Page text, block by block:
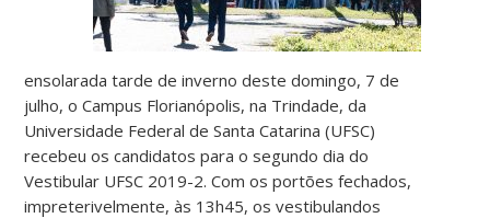
ensolarada tarde de inverno deste domingo, 7 de
julho, o Campus Florianópolis, na Trindade, da
Universidade Federal de Santa Catarina (UFSC)
recebeu os candidatos para o segundo dia do
Vestibular UFSC 2019-2. Com os portões fechados,
impreterivelmente, às 13h45, os vestibulandos